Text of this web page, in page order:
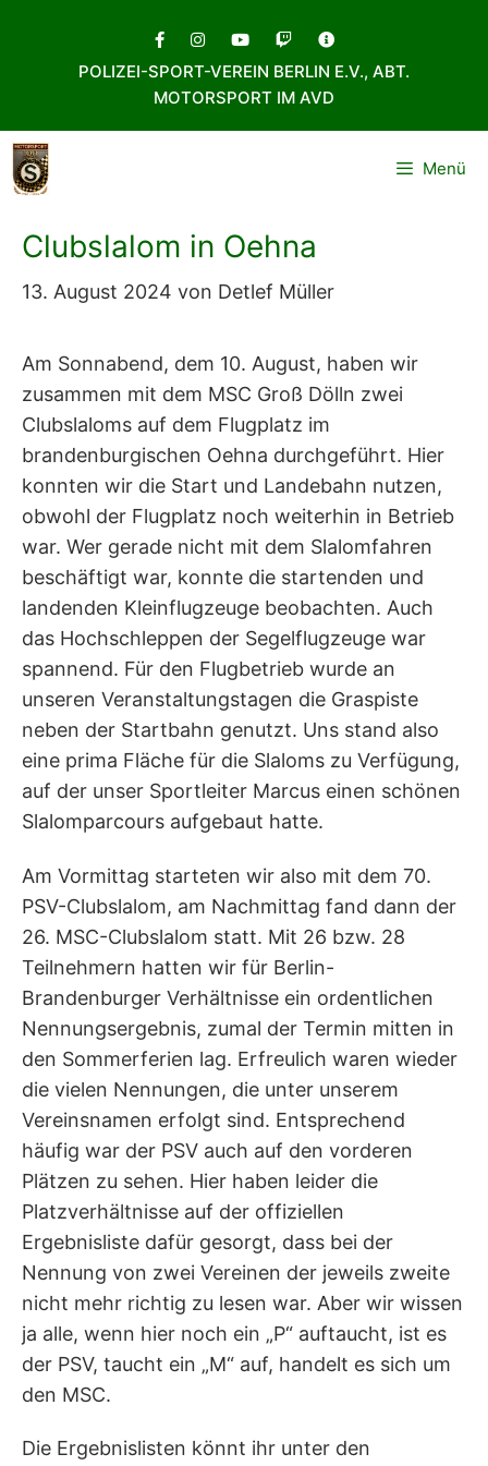
POLIZEI-SPORT-VEREIN BERLIN E.V., ABT.
MOTORSPORT IM AVD
Menü
Clubslalom in Oehna
13. August 2024 von Detlef Müller
Am Sonnabend, dem 10. August, haben wir
zusammen mit dem MSC Groß Dölln zwei
Clubslaloms auf dem Flugplatz im
brandenburgischen Oehna durchgeführt. Hier
konnten wir die Start und Landebahn nutzen,
obwohl der Flugplatz noch weiterhin in Betrieb
war. Wer gerade nicht mit dem Slalomfahren
beschäftigt war, konnte die startenden und
landenden Kleinflugzeuge beobachten. Auch
das Hochschleppen der Segelflugzeuge war
spannend. Für den Flugbetrieb wurde an
unseren Veranstaltungstagen die Graspiste
neben der Startbahn genutzt. Uns stand also
eine prima Fläche für die Slaloms zu Verfügung,
auf der unser Sportleiter Marcus einen schönen
Slalomparcours aufgebaut hatte.
Am Vormittag starteten wir also mit dem 70.
PSV-Clubslalom, am Nachmittag fand dann der
26. MSC-Clubslalom statt. Mit 26 bzw. 28
Teilnehmern hatten wir für Berlin-
Brandenburger Verhältnisse ein ordentlichen
Nennungsergebnis, zumal der Termin mitten in
den Sommerferien lag. Erfreulich waren wieder
die vielen Nennungen, die unter unserem
Vereinsnamen erfolgt sind. Entsprechend
häufig war der PSV auch auf den vorderen
Plätzen zu sehen. Hier haben leider die
Platzverhältnisse auf der offiziellen
Ergebnisliste dafür gesorgt, dass bei der
Nennung von zwei Vereinen der jeweils zweite
nicht mehr richtig zu lesen war. Aber wir wissen
ja alle, wenn hier noch ein „P“ auftaucht, ist es
der PSV, taucht ein „M“ auf, handelt es sich um
den MSC.
Die Ergebnislisten könnt ihr unter den